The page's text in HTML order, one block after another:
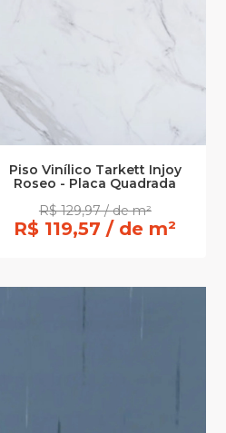
Piso Vinílico Tarkett Injoy
Roseo - Placa Quadrada
R$ 129,97 / de m²
R$ 119,57 / de m²